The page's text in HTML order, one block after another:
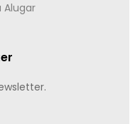
Alugar